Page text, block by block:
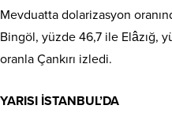
Mevduatta dolarizasyon
Bingöl, yüzde 46,7 ile Elâzığ,
oranla Çankırı izledi.
YARISI İSTANBUL’DA